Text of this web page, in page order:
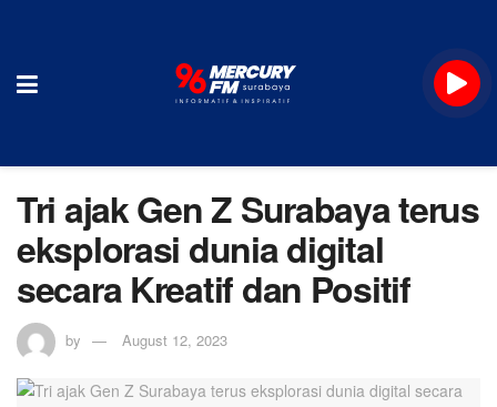
Tri ajak Gen Z Surabaya terus
eksplorasi dunia digital
secara Kreatif dan Positif
by August 12, 2023